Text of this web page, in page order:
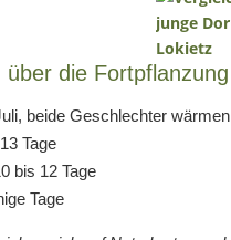
die Fortpflanzung
beide Geschlechter
Tage
bis 12 Tage
Tage